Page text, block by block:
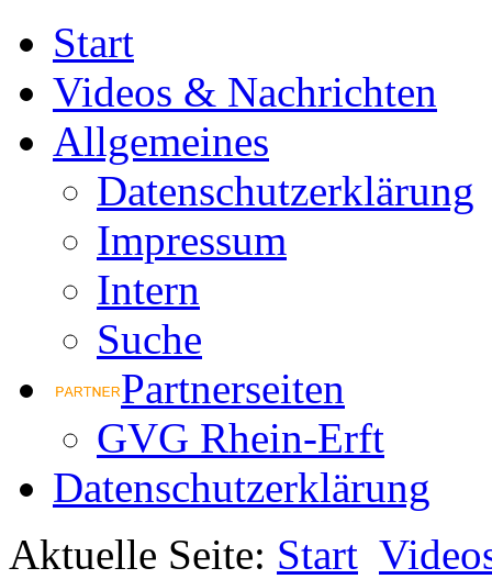
Start
Videos & Nachrichten
Allgemeines
Datenschutzerklärung
Impressum
Intern
Suche
Partnerseiten
GVG Rhein-Erft
Datenschutzerklärung
Aktuelle Seite: Start